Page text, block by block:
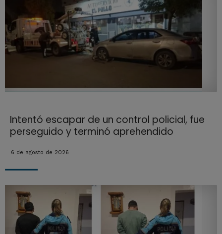
Intentó escapar de un control policial, fue
perseguido y terminó aprehendido
6 de agosto de 2026